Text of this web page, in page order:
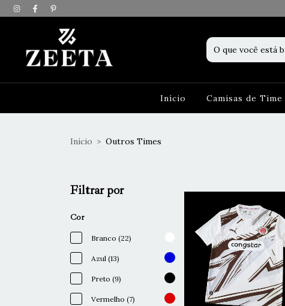
Início Camisas de Time
Início > Outros Times
Filtrar por
Cor
Branco (22)
Azul (13)
Preto (9)
Vermelho (7)